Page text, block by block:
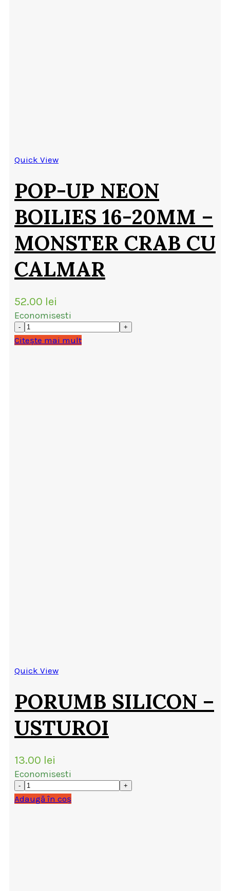
Quick View
POP-UP NEON
BOILIES 16-20MM –
MONSTER CRAB CU
CALMAR
52.00 lei
Economisesti
Citește mai mult
Quick View
PORUMB SILICON –
USTUROI
13.00 lei
Economisesti
Adaugă în coș